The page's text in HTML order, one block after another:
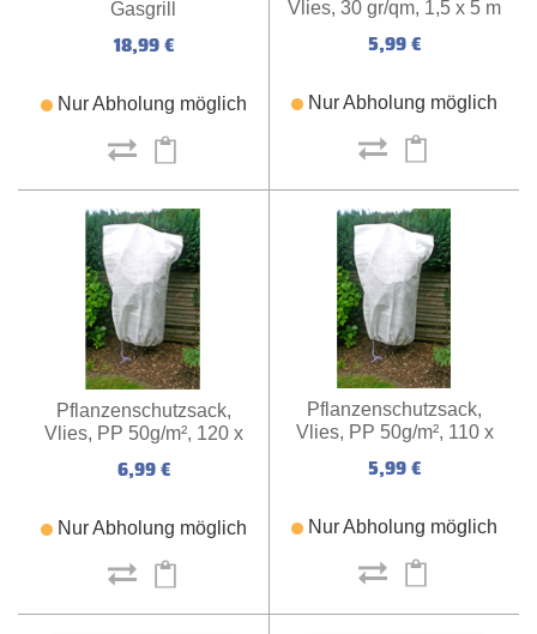
Gasgrill
18,99 €
Nur Abholung möglich
Vlies, 30 gr/qm, 1,5 x 5 m
5,99 €
Nur Abholung möglich
Pflanzenschutzsack,
Vlies, PP 50g/m², 120 x
6,99 €
Nur Abholung möglich
Pflanzenschutzsack,
Vlies, PP 50g/m², 110 x
5,99 €
Nur Abholung möglich